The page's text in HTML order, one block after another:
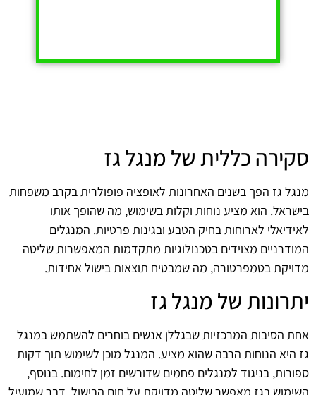
סקירה כללית של מנגל גז
מנגל גז הפך בשנים האחרונות לאופציה פופולרית בקרב משפחות
בישראל. הוא מציע נוחות וקלות בשימוש, מה שהופך אותו
לאידיאלי לארוחות בחיק הטבע ובגינות פרטיות. המנגלים
המודרניים מצוידים בטכנולוגיות מתקדמות המאפשרות שליטה
מדויקת בטמפרטורה, מה שמבטיח תוצאות בישול אחידות.
יתרונות של מנגל גז
אחת הסיבות המרכזיות שבגללן אנשים בוחרים להשתמש במנגל
גז היא הנוחות הרבה שהוא מציע. המנגל מוכן לשימוש תוך דקות
ספורות, בניגוד למנגלים פחמים שדורשים זמן לחימום. בנוסף,